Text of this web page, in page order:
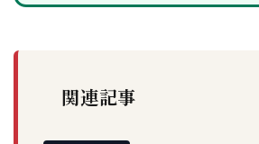
関連記事